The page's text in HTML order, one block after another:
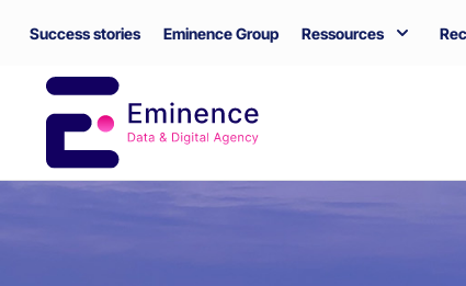
Success stories Eminence Group Ressources